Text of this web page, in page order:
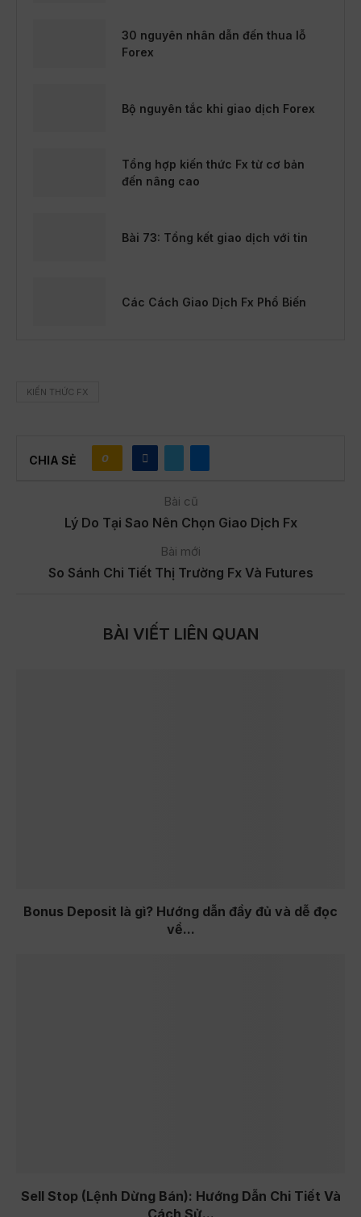
30 nguyên nhân dẫn đến thua lỗ
Forex
Bộ nguyên tắc khi giao dịch Forex
Tổng hợp kiến thức Fx từ cơ bản
đến nâng cao
Bài 73: Tổng kết giao dịch với tin
Các Cách Giao Dịch Fx Phổ Biến
KIẾN THỨC FX
CHIA SẺ 0
Bài cũ
Lý Do Tại Sao Nên Chọn Giao Dịch Fx
Bài mới
So Sánh Chi Tiết Thị Trường Fx Và Futures
BÀI VIẾT LIÊN QUAN
Bonus Deposit là gì? Hướng dẫn đầy đủ và dễ đọc
về...
Sell Stop (Lệnh Dừng Bán): Hướng Dẫn Chi Tiết Và